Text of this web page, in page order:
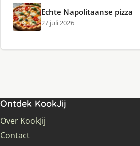
Echte Napolitaanse pizza
27 juli 2026
Ontdek KookJij
Over KookJij
Contact